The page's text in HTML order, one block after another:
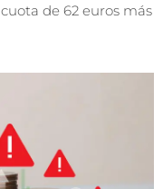
de 62 euros más